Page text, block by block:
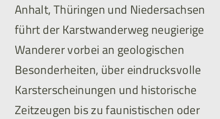
Anhalt, Thüringen und Niedersachsen
führt der Karstwanderweg neugierige
Wanderer vorbei an geologischen
Besonderheiten, über eindrucksvolle
Karsterscheinungen und historische
Zeitzeugen bis zu faunistischen oder